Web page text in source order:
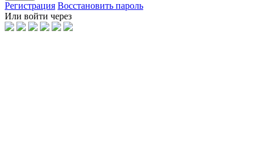
Регистрация Восстановить пароль
Или войти через